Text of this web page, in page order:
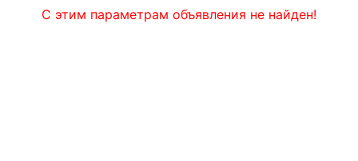
С этим параметрам объявления не найден!